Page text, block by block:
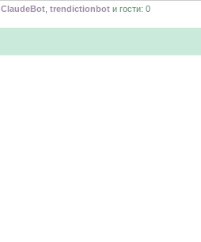
ClaudeBot trendictionbot и гости: 0